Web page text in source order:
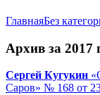
ГлавнаяБез
Архив за 2017
Сергей Кугукин
Саров» № 168 от